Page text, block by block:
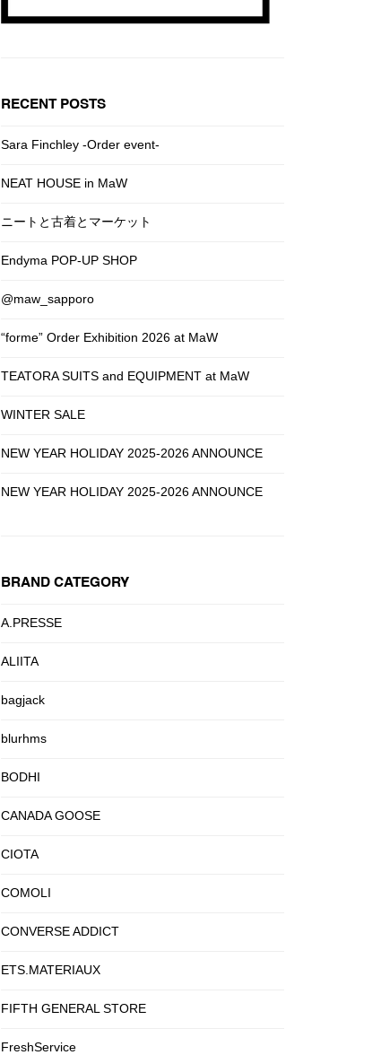
RECENT POSTS
Sara Finchley -Order event-
NEAT HOUSE in MaW
ニートと古着とマーケット
Endyma POP-UP SHOP
@maw_sapporo
“forme” Order Exhibition 2026 at MaW
TEATORA SUITS and EQUIPMENT at MaW
WINTER SALE
NEW YEAR HOLIDAY 2025-2026 ANNOUNCE
NEW YEAR HOLIDAY 2025-2026 ANNOUNCE
BRAND CATEGORY
A.PRESSE
ALIITA
bagjack
blurhms
BODHI
CANADA GOOSE
CIOTA
COMOLI
CONVERSE ADDICT
ETS.MATERIAUX
FIFTH GENERAL STORE
FreshService